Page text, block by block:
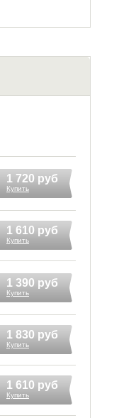
1 720 руб
Купить
1 610 руб
Купить
1 390 руб
Купить
1 830 руб
Купить
1 610 руб
Купить